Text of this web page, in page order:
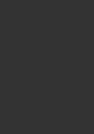
- Быстро
- Улучшает